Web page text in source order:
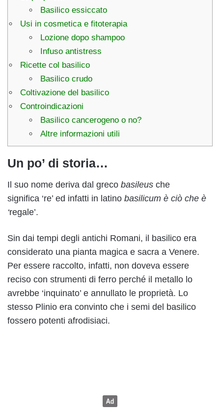
Basilico essiccato
Usi in cosmetica e fitoterapia
Lozione dopo shampoo
Infuso antistress
Ricette col basilico
Basilico crudo
Coltivazione del basilico
Controindicazioni
Basilico cancerogeno o no?
Altre informazioni utili
Un po’ di storia…
Il suo nome deriva dal greco basileus che
significa ‘re’ ed infatti in latino basilicum è ciò che è
‘regale’.
Sin dai tempi degli antichi Romani, il basilico era
considerato una pianta magica e sacra a Venere.
Per essere raccolto, infatti, non doveva essere
reciso con strumenti di ferro perché il metallo lo
avrebbe ‘inquinato’ e annullato le proprietà. Lo
stesso Plinio era convinto che i semi del basilico
fossero potenti afrodisiaci.